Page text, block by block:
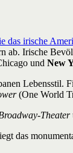
das irische
ab. Irische
und New
Lebensstil.
(One World
Theater
das